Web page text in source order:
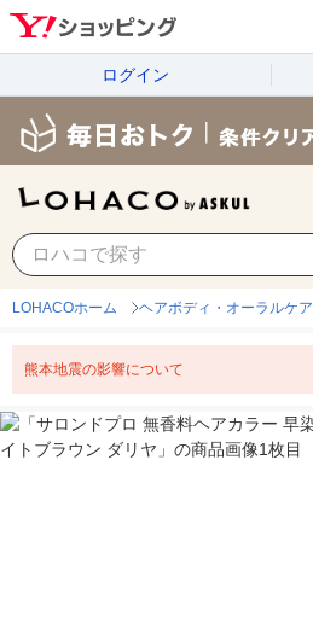
ログイン
LOHACOホーム ヘアボディ・オーラルケア
熊本地震の影響について